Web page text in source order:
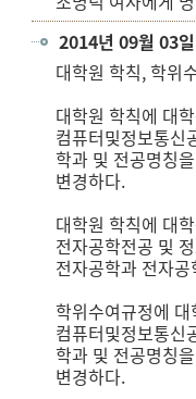
2014년 09월 03일
대학원 학칙, 학위
대학원 학칙에 대
컴퓨터및정보통신
학과 및 전공명칭
변경하다.
대학원 학칙에 대
전자공학전공 및
전자공학과 전자
학위수여규정에
컴퓨터및정보통신
학과 및 전공명칭
변경하다.